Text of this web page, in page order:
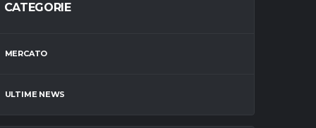
CATEGORIE
MERCATO
ULTIME NEWS